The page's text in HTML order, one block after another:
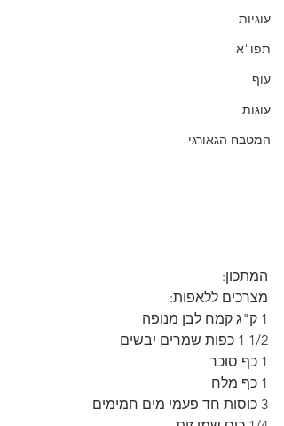
עוגיות
תפו"א
עוף
עוגות
המטבח הגאורגי
המתכון:
מצרכים ללאפות:
1 ק"ג קמח לבן מנופה
1/2 1 כפות שמרים יבשים
1 כף סוכר
1 כף מלח
3 כוסות חד פעמי מים חמימים